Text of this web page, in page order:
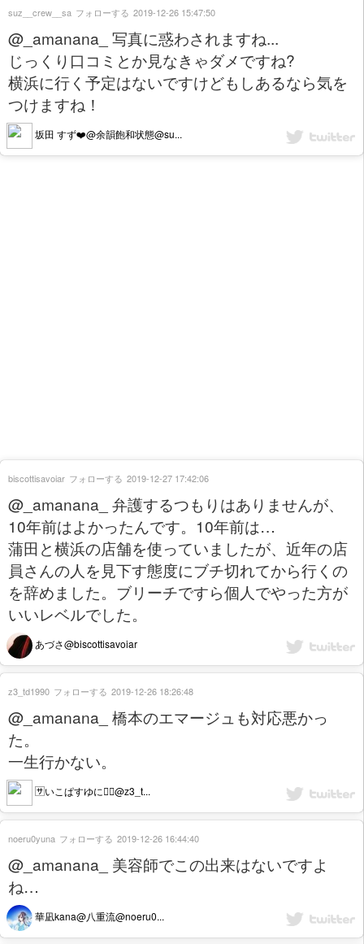
@_amanana_ 写真に惑わされますね...
じっくり口コミとか見なきゃダメですね?
横浜に行く予定はないですけどもしあるなら気を
つけますね！
坂田 すず❤️@余韻飽和状態@su...
suz__crew__sa フォローする 2019-12-26 15:47:50
@_amanana_ 弁護するつもりはありませんが、
10年前はよかったんです。10年前は…
蒲田と横浜の店舗を使っていましたが、近年の店
員さんの人を見下す態度にブチ切れてから行くの
を辞めました。ブリーチですら個人でやった方が
いいレベルでした。
あづさ@biscottisavoiar
biscottisavoiar フォローする 2019-12-27 17:42:06
@_amanana_ 橋本のエマージュも対応悪かっ
た。
一生行かない。
🈂️いこぱすゆに🤷‍♀️@z3_t...
z3_td1990 フォローする 2019-12-26 18:26:48
@_amanana_ 美容師でこの出来はないですよ
ね…
華凪kana@八重流@noeru0...
noeru0yuna フォローする 2019-12-26 16:44:40